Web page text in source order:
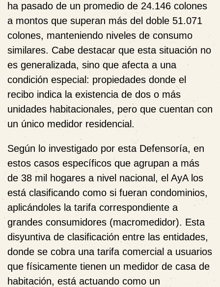
ha pasado de un promedio de 24.146 colones
a montos que superan más del doble 51.071
colones, manteniendo niveles de consumo
similares.Cabe destacar que esta situación no
es generalizada, sino que afecta a una
condición especial: propiedades donde el
recibo indica la existencia de dos o más
unidades habitacionales, pero que cuentan con
un único medidor residencial.
Según lo investigado por esta Defensoría, en
estos casos específicos que agrupan a más
de 38 mil hogares a nivel nacional, el AyA los
está clasificando como si fueran condominios,
aplicándoles la tarifa correspondiente a
grandes consumidores (macromedidor). Esta
disyuntiva de clasificación entre las entidades,
donde se cobra una tarifa comercial a usuarios
que físicamente tienen un medidor de casa de
habitación, está actuando como un